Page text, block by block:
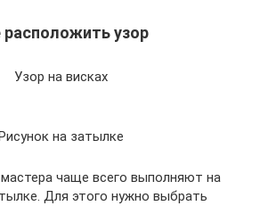
расположить узор
Узор на висках
на затылке
чаще всего выполняют на
Для этого нужно выбрать